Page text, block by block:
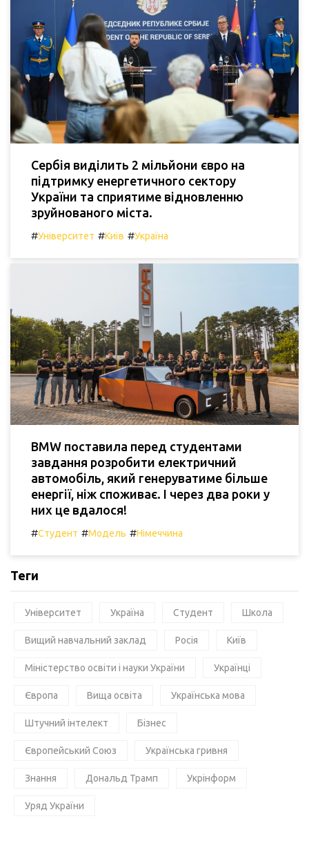
Сербія виділить 2 мільйони євро на
підтримку енергетичного сектору
України та сприятиме відновленню
зруйнованого міста.
#Університет #Київ #Україна
BMW поставила перед студентами
завдання розробити електричний
автомобіль, який генеруватиме більше
енергії, ніж споживає. І через два роки у
них це вдалося!
#Студент #Модель #Німеччина
Теги
Університет Україна Студент Школа
Вищий навчальний заклад Росія Київ
Міністерство освіти і науки України Українці
Європа Вища освіта Українська мова
Штучний інтелект Бізнес
Європейський Союз Українська гривня
Знання Дональд Трамп Укрінформ
Уряд України